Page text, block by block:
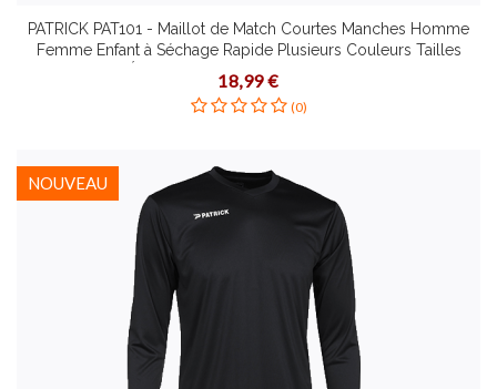
PATRICK PAT101 - Maillot de Match Courtes Manches Homme
Femme Enfant à Séchage Rapide Plusieurs Couleurs Tailles
Étirement Dynamique Coupe Slim
18,99 €
(0)
NOUVEAU